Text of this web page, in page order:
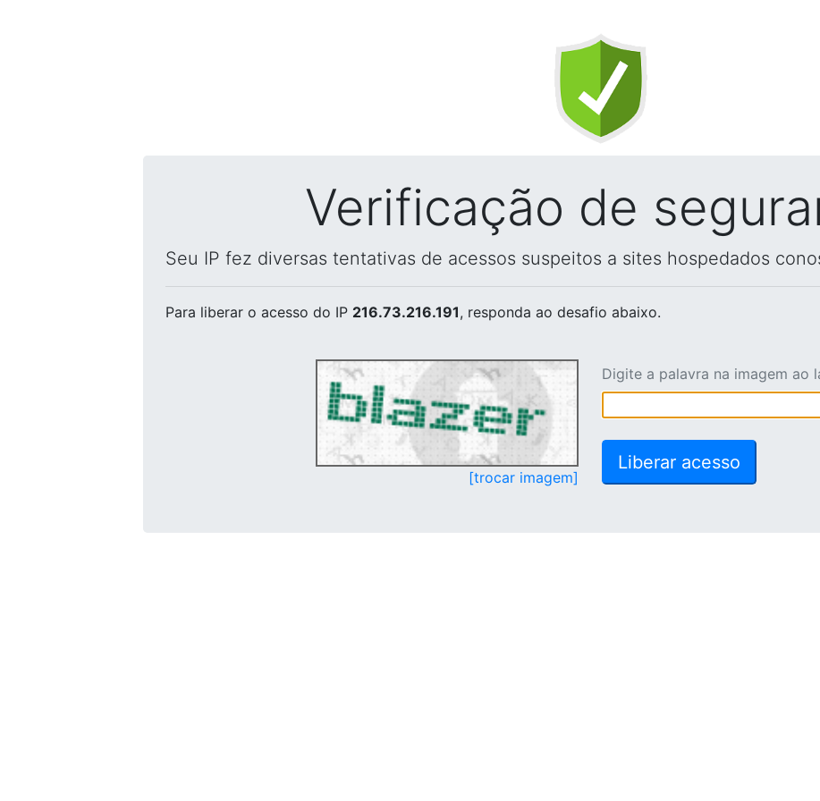
Verificação de
Seu IP fez diversas tentativas de acessos suspeitos a sites hospedados
Para liberar o acesso do IP 216.73.216.191, responda ao desafio abaixo.
[trocar imagem]
Digite a palavra na imagem ao